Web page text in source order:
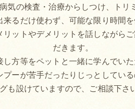
気の検査・治療からしつけ、トリ
るだけ使わず、可能な限り時間
ットやデメリットを話しながら
だきます。
方等をペットと一緒に学んでい
ーが苦手だったりじっとしてい
グも設けていますので、ご相談下さ